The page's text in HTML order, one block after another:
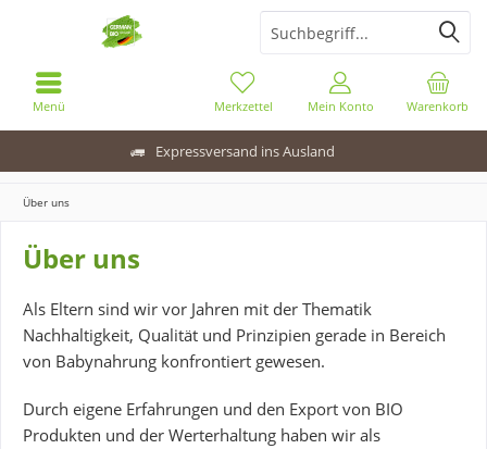
Expressversand ins Ausland
Menü Warenkorb
Merkzettel Mein Konto
Über uns
Über uns
Als Eltern sind wir vor Jahren mit der Thematik
Nachhaltigkeit, Qualität und Prinzipien gerade in Bereich
von Babynahrung konfrontiert gewesen.
Durch eigene Erfahrungen und den Export von BIO
Produkten und der Werterhaltung haben wir als